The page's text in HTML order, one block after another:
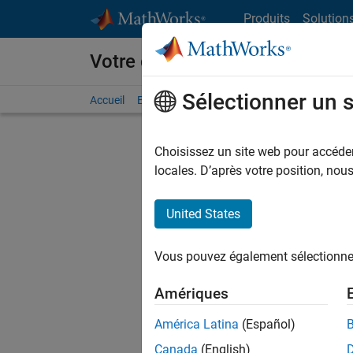
Produits
Votre carrière chez MathWorks
Accueil Explorer nos opportunités Adresses de
FILTRER
d'offre
Les
Sélectionner un
Choisissez un site web pour
locales. D’après votre position,
United States
Vous pouvez également
Amériques
América Latina (Español)
Canada (English)